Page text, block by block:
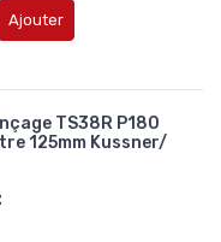
Ajouter
TS38R P180
125mm Kussner/